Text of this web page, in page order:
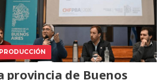
PRODUCCIÓN
provincia de Buenos